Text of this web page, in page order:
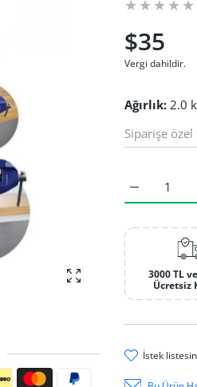
fotoğrafı büyüt
$35
Vergi dahildir.
Ağırlık:2.0
Masa
3000 TL
Ücretsiz
i̇stek